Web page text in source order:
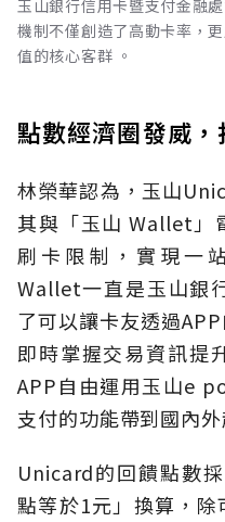
玉山銀行信用卡暨支付金融
機制不僅創造了高動卡率，
值的核心客群 。
點數經濟圈發威
林榮華認為，玉山
其與「玉山 Wallet」
刷卡限制，實現一
Wallet一直是玉山銀
了可以讓卡友透過
即時掌握交易資訊提
APP自由運用玉山e
支付的功能帶到國內
Unicard的回饋點數
點等於1元」換算，